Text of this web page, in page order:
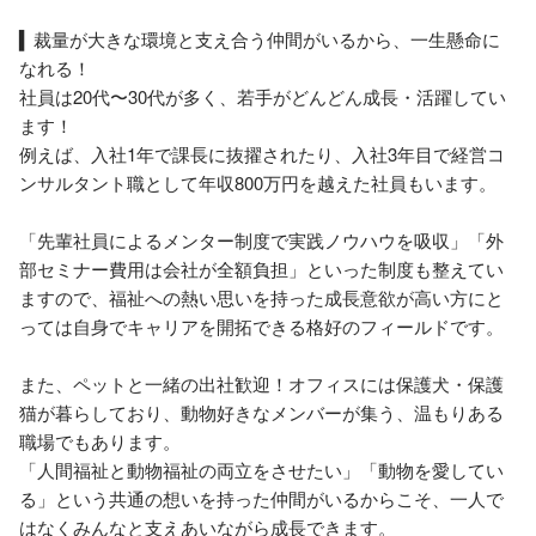
▍裁量が大きな環境と支え合う仲間がいるから、一生懸命に
なれる！
社員は20代〜30代が多く、若手がどんどん成長・活躍してい
ます！
例えば、入社1年で課長に抜擢されたり、入社3年目で経営コ
ンサルタント職として年収800万円を越えた社員もいます。
「先輩社員によるメンター制度で実践ノウハウを吸収」「外
部セミナー費用は会社が全額負担」といった制度も整えてい
ますので、福祉への熱い思いを持った成長意欲が高い方にと
っては自身でキャリアを開拓できる格好のフィールドです。
また、ペットと一緒の出社歓迎！オフィスには保護犬・保護
猫が暮らしており、動物好きなメンバーが集う、温もりある
職場でもあります。
「人間福祉と動物福祉の両立をさせたい」「動物を愛してい
る」という共通の想いを持った仲間がいるからこそ、一人で
はなくみんなと支えあいながら成長できます。